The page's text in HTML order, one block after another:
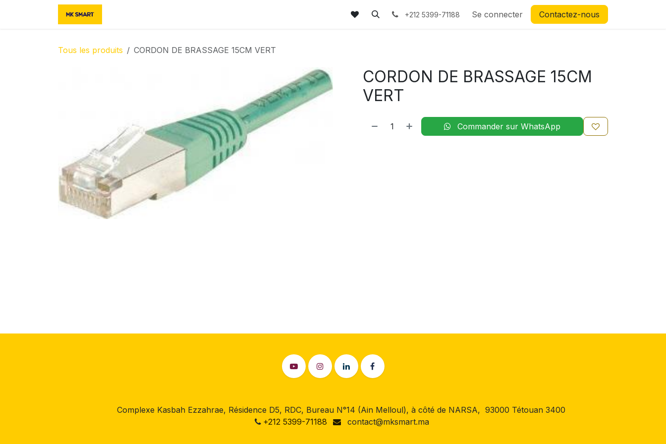
Se rendre au contenu
+212 5399-71188 Se connecter Contactez-nous
Tous les produits CORDON DE BRASSAGE 15CM VERT
CORDON DE BRASSAGE 15CM
VERT
Commander sur WhatsApp
Complexe Kasbah Ezzahrae, Résidence D5, RDC, Bureau N°14 (Ain Melloul), à côté de NARSA, 93000 Tétouan 3400
+212 5399-71188
contact@mksmart.ma